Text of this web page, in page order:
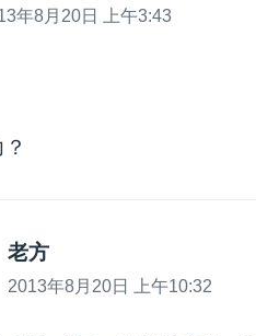
道：
年8月20日 上午3:43
老方
道：
2013年8月20日 上午10:32